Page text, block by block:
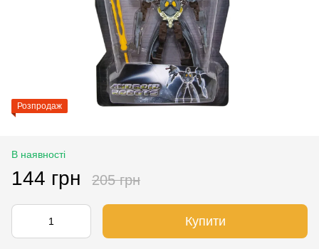
Розпродаж
В наявності
144 грн 205 грн
Купити